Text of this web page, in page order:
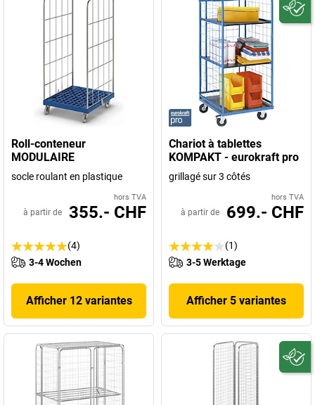
Roll-conteneur
MODULAIRE
socle roulant en plastique
hors TVA
à partir de 355.- CHF
(4)
3-4 Wochen
Afficher 12 variantes
Chariot à tablettes
KOMPAKT - eurokraft pro
grillagé sur 3 côtés
hors TVA
à partir de 699.- CHF
(1)
3-5 Werktage
Afficher 5 variantes